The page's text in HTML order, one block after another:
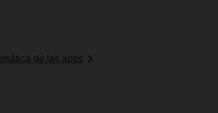
de las apps